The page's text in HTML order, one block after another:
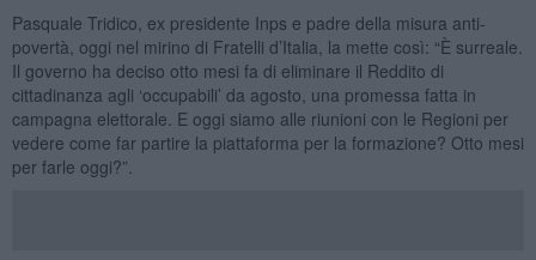
Pasquale Tridico, ex presidente Inps e padre della misura anti-
povertà, oggi nel mirino di Fratelli d’Italia, la mette così: “È surreale.
Il governo ha deciso otto mesi fa di eliminare il Reddito di
cittadinanza agli ‘occupabili’ da agosto, una promessa fatta in
campagna elettorale. E oggi siamo alle riunioni con le Regioni per
vedere come far partire la piattaforma per la formazione? Otto mesi
per farle oggi?”.